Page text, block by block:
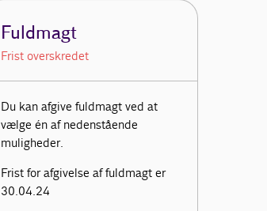
Fuldmagt
Frist overskredet
Du kan afgive fuldmagt ved at
vælge én af nedenstående
muligheder.
Frist for afgivelse af fuldmagt er
30.04.24